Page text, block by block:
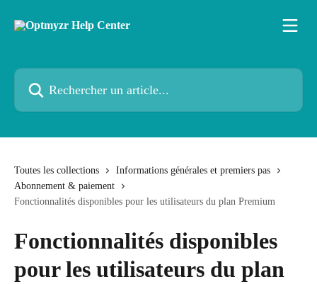
Rechercher un article...
Toutes les collections
Informations générales et premiers pas
Abonnement & paiement
Fonctionnalités disponibles pour les utilisateurs du plan Premium
Fonctionnalités disponibles
pour les utilisateurs du plan